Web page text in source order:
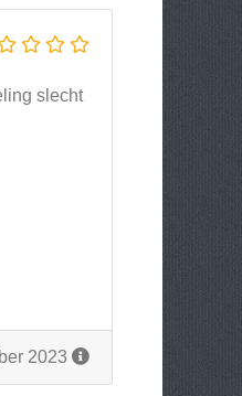
slecht
2023